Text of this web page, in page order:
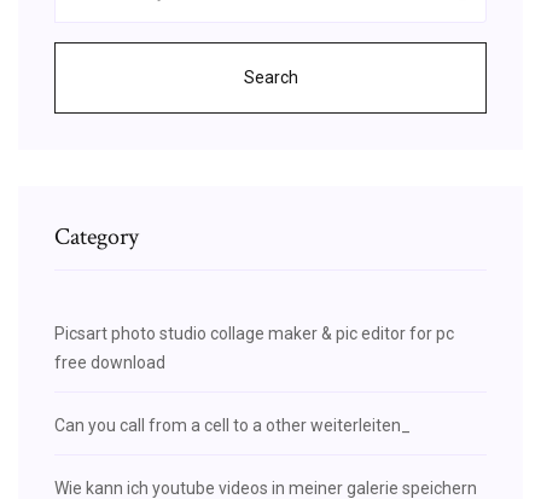
Search
Category
Picsart photo studio collage maker & pic editor for pc
free download
Can you call from a cell to a other weiterleiten_
Wie kann ich youtube videos in meiner galerie speichern